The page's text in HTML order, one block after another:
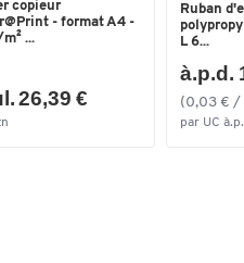
copieur
- format A4 -
...
26,39 €
Ruban
L 6...
à.p.d.
(0,03 € /
par UC